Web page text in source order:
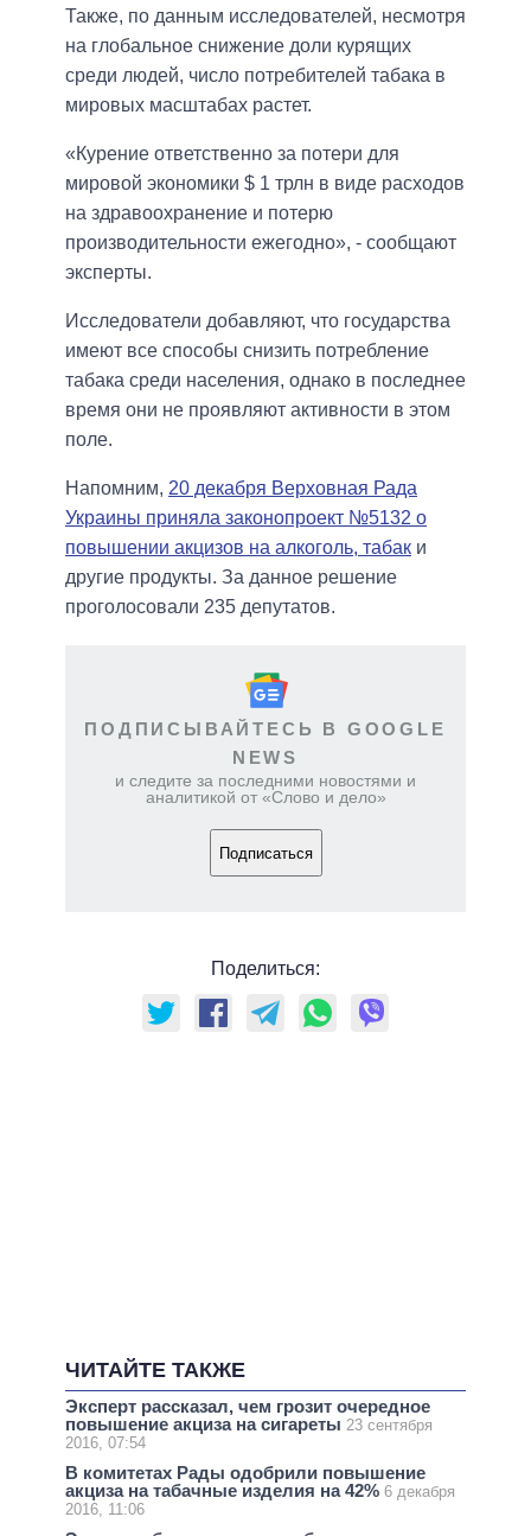
Также, по данным исследователей, несмотря
на глобальное снижение доли курящих
среди людей, число потребителей табака в
мировых масштабах растет.
«Курение ответственно за потери для
мировой экономики $ 1 трлн в виде расходов
на здравоохранение и потерю
производительности ежегодно», - сообщают
эксперты.
Исследователи добавляют, что государства
имеют все способы снизить потребление
табака среди населения, однако в последнее
время они не проявляют активности в этом
поле.
Напомним, 20 декабря Верховная Рада
Украины приняла законопроект №5132 о
повышении акцизов на алкоголь, табак и
другие продукты. За данное решение
проголосовали 235 депутатов.
ПОДПИСЫВАЙТЕСЬ В GOOGLE
NEWS
и следите за последними новостями и
аналитикой от «Слово и дело»
Подписаться
Поделиться:
ЧИТАЙТЕ ТАКЖЕ
Эксперт рассказал, чем грозит очередное
повышение акциза на сигареты 23 сентября
2016, 07:54
В комитетах Рады одобрили повышение
акциза на табачные изделия на 42% 6 декабря
2016, 11:06